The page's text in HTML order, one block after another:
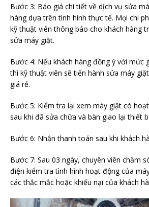
Bước 3: Báo giá chi tiết về dịch vụ sửa
hàng dựa trên tình hình thực tế. Mọi chi
kỹ thuật viên thông báo cho khách hàng
sửa máy giặt.
Bước 4: Nếu khách hàng đồng ý với mức
thì kỹ thuật viên sẽ tiến hành sửa máy
giá rẻ.
Bước 5: Kiểm tra lại xem máy giặt có
sau khi đã sửa chữa và bàn giao lại thiết
Bước 6: Nhận thanh toán sau khi khách
Bước 7: Sau 03 ngày, chuyên viên chăm
điện kiểm tra tình hình hoạt động của
các thắc mắc hoặc khiếu nại của khách